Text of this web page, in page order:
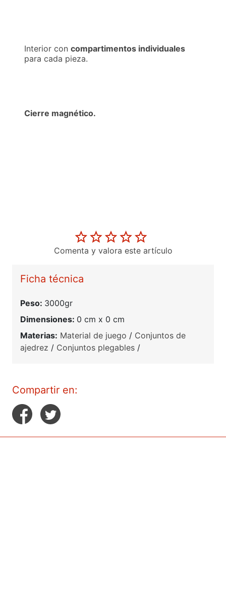
Comenta y valora este artículo
Ficha técnica
Peso: 3000gr
Dimensiones: 0 cm x 0 cm
Materias: Material de juego / Conjuntos de
ajedrez / Conjuntos plegables /
Compartir en:
Interior con compartimentos individuales
para cada pieza.
Cierre magnético.